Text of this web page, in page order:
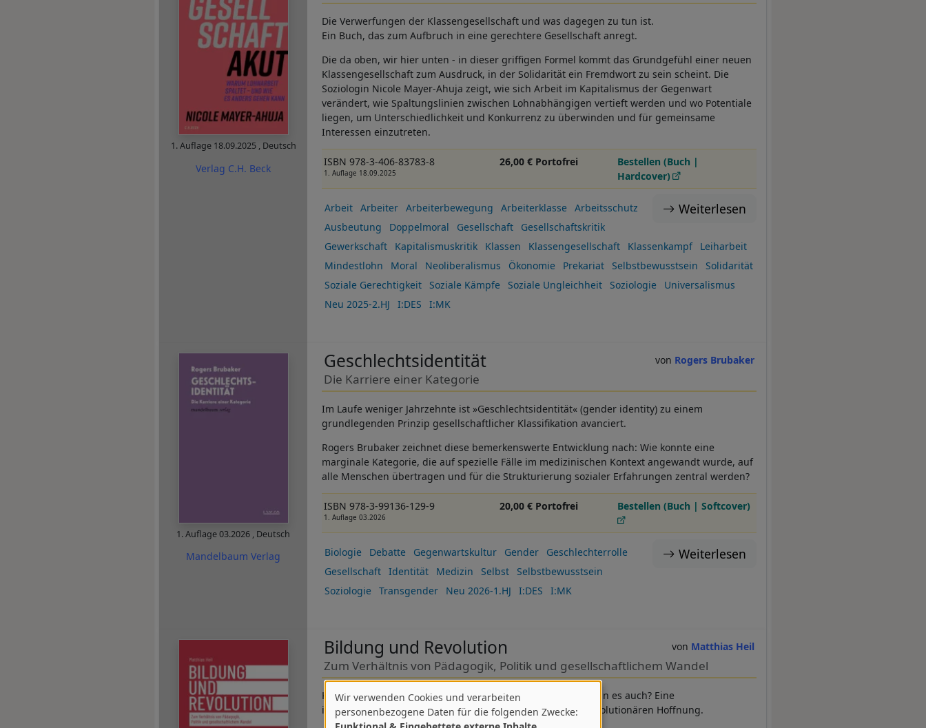
1. Auflage 18.09.2025 , Deutsch
Verlag C.H. Beck
Die Verwerfungen der Klassengesellschaft und was dagegen zu tun ist.
Ein Buch, das zum Aufbruch in eine gerechtere Gesellschaft anregt.
Die da oben, wir hier unten - in dieser griffigen Formel kommt das Grundgefühl einer neuen
Klassengesellschaft zum Ausdruck, in der Solidarität ein Fremdwort zu sein scheint. Die
Soziologin Nicole Mayer-Ahuja zeigt, wie sich Arbeit im Kapitalismus der Gegenwart
verändert, wie Spaltungslinien zwischen Lohnabhängigen vertieft werden und wo Potentiale
liegen, um Unterschiedlichkeit und Konkurrenz zu überwinden und für gemeinsame
Interessen einzutreten.
ISBN 978-3-406-83783-8
1. Auflage 18.09.2025
26,00 € Portofrei
Bestellen (Buch |
Hardcover)
Weiterlesen
Arbeit Arbeiter Arbeiterbewegung Arbeiterklasse
Arbeitsschutz
Ausbeutung
Doppelmoral Gesellschaft
Gesellschaftskritik
Gewerkschaft
Kapitalismuskritik Klassen Klassengesellschaft Klassenkampf
Leiharbeit
Mindestlohn
Moral Neoliberalismus Ökonomie Prekariat Selbstbewusstsein
Solidarität
Soziale Gerechtigkeit
Soziale Kämpfe Soziale Ungleichheit Soziologie
Universalismus
Neu 2025-2.HJ
I:DES I:MK
1. Auflage03.2026 , Deutsch
Mandelbaum Verlag
Rogers Brubaker
Geschlechtsidentität
Die Karriere einer Kategorie
Im Laufe weniger Jahrzehnte ist »Geschlechtsidentität« (gender identity) zu einem
grundlegenden Prinzip gesellschaftlicher Klassifikation avanciert.
Rogers Brubaker zeichnet diese bemerkenswerte Entwicklung nach: Wie konnte eine
marginale Kategorie, die auf spezielle Fälle im medizinischen Kontext angewandt wurde, auf
alle Menschen übertragen und für die Strukturierung sozialer Erfahrungen zentral werden?
ISBN 978-3-99136-129-9
1. Auflage 03.2026
20,00 € Portofrei Bestellen (Buch | Softcover)
Weiterlesen
Biologie Debatte Gegenwartskultur Gender
Geschlechterrolle
Gesellschaft
Identität Medizin Selbst
Selbstbewusstsein
Soziologie
Transgender Neu 2026-1.HJ I:DES I:MK
Matthias Heil
Bildung und Revolution
Zum Verhältnis von Pädagogik, Politik und gesellschaftlichem Wandel
Kann man durch Bildung die Welt verändern - und sollte man es auch? Eine
ideengeschichtliche Untersuchung einer wirkmächtigen revolutionären Hoffnung.
Verwendung
Wir verwenden Cookies und verarbeiten
personenbezogene Daten für die folgenden Zwecke: